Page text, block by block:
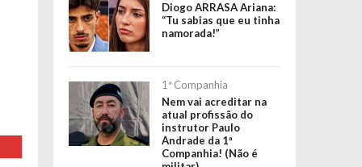
Diogo ARRASA Ariana:
“Tu sabias que eu tinha
namorada!”
1ª Companhia
Nem vai acreditar na
atual profissão do
instrutor Paulo
Andrade da 1ª
Companhia! (Não é